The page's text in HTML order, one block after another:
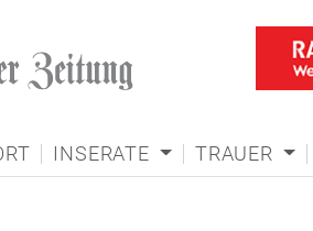
INSERATE TRAUER